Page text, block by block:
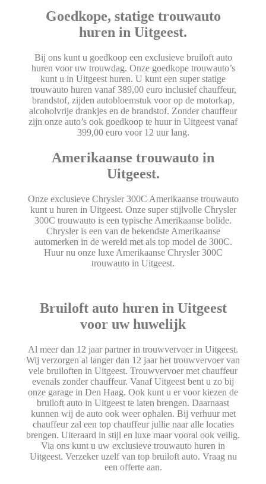
Goedkope, statige trouwauto
huren in Uitgeest.
Bij ons kunt u goedkoop een exclusieve bruiloft auto
huren voor uw trouwdag. Onze goedkope trouwauto’s
kunt u in Uitgeest huren. U kunt een super statige
trouwauto huren vanaf 389,00 euro inclusief chauffeur,
brandstof, zijden autobloemstuk voor op de motorkap,
alcoholvrije drankjes en de brandstof. Zonder chauffeur
zijn onze auto’s ook goedkoop te huur in Uitgeest vanaf
399,00 euro voor 12 uur lang.
Amerikaanse trouwauto in
Uitgeest.
Onze exclusieve Chrysler 300C Amerikaanse trouwauto
kunt u huren in Uitgeest. Onze super stijlvolle Chrysler
300C trouwauto is een typische Amerikaanse bolide.
Chrysler is een van de bekendste Amerikaanse
automerken in de wereld met als top model de 300C.
Huur nu onze luxe Amerikaanse Chrysler 300C
trouwauto in Uitgeest.
Bruiloft auto huren in Uitgeest
voor uw huwelijk
Al meer dan 12 jaar partner in trouwvervoer in Uitgeest.
Wij verzorgen al langer dan 12 jaar het trouwvervoer van
vele bruiloften in Uitgeest. Trouwvervoer met chauffeur
evenals zonder chauffeur. Vanaf Uitgeest bent u zo bij
onze garage in Den Haag. Ook kunt u er voor kiezen de
bruiloft auto in Uitgeest te laten brengen. Daarnaast
kunnen wij de auto ook weer ophalen. Bij verhuur met
chauffeur zal een top chauffeur jullie naar alle locaties
brengen. Uiteraard in stijl en luxe maar vooral ook veilig.
Via ons kunt u uw exclusieve trouwauto huren in
Uitgeest. Verzeker uzelf van top bruiloft auto. Vraag nu
een offerte aan.